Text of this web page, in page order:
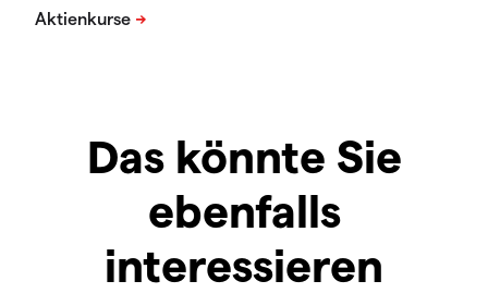
Das könnte Sie
ebenfalls
interessieren